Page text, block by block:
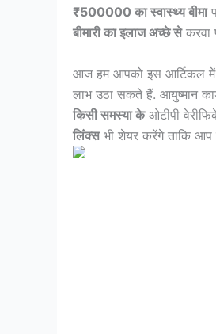
₹500000 का स्वास्थ्य बीमा
बीमारी का इलाज अच्छे सेकरवा
आज हम आपको इस आर्टिकल में
लाभ उठा सकते हैं. आयुष्मान
किसी समस्या केओटीपी
लिंक्सभी शेयर करेंगे ताकि आप